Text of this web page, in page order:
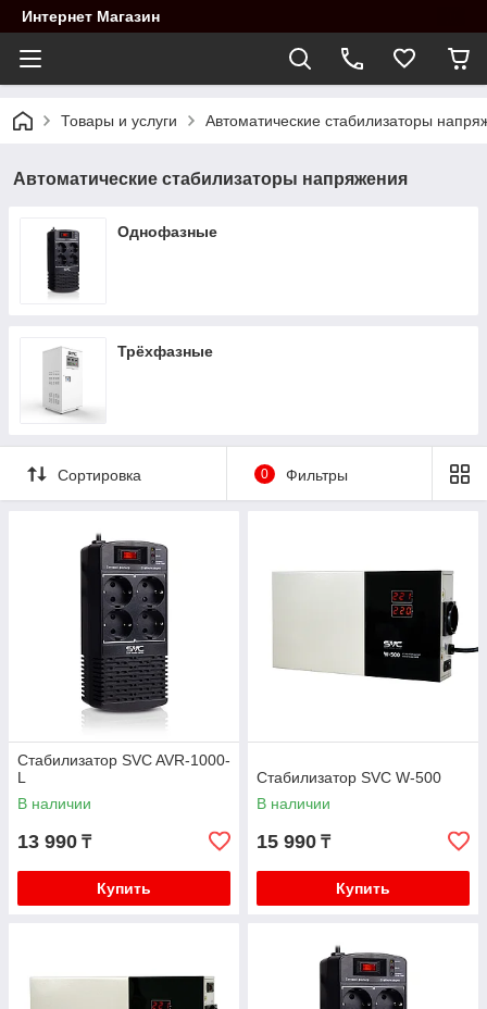
Интернет Магазин
Товары и услуги Автоматические стабилизаторы
Автоматические стабилизаторы напряжения
Однофазные
Трёхфазные
Сортировка 0 Фильтры
Стабилизатор SVC AVR-1000-
L
В наличии
13 990 ₸
Купить
Стабилизатор SVC W-500
В наличии
15 990 ₸
Купить